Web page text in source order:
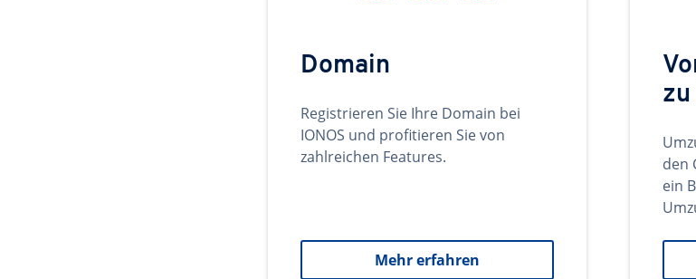
Domain
Registrieren Sie Ihre Domain bei
IONOS und profitieren Sie von
zahlreichen Features.
Mehr erfahren
zu
den
ein